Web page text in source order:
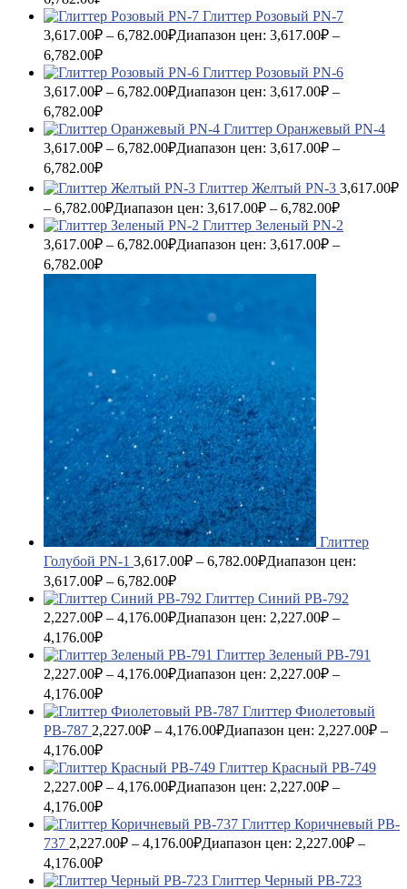
Глиттер Розовый PN-7
3,617.00₽ – 6,782.00₽Диапазон цен: 3,617.00₽ –
6,782.00₽
Глиттер Розовый PN-6
3,617.00₽ – 6,782.00₽Диапазон цен: 3,617.00₽ –
6,782.00₽
Глиттер Оранжевый PN-4
3,617.00₽ – 6,782.00₽Диапазон цен: 3,617.00₽ –
6,782.00₽
Глиттер Желтый PN-3 3,617.00₽
– 6,782.00₽Диапазон цен: 3,617.00₽ – 6,782.00₽
Глиттер Зеленый PN-2
3,617.00₽ – 6,782.00₽Диапазон цен: 3,617.00₽ –
6,782.00₽
Глиттер
Голубой PN-1 3,617.00₽ – 6,782.00₽Диапазон цен:
3,617.00₽ – 6,782.00₽
Глиттер Синий PB-792
2,227.00₽ – 4,176.00₽Диапазон цен: 2,227.00₽ –
4,176.00₽
Глиттер Зеленый PB-791
2,227.00₽ – 4,176.00₽Диапазон цен: 2,227.00₽ –
4,176.00₽
Глиттер Фиолетовый
PB-787 2,227.00₽ – 4,176.00₽Диапазон цен: 2,227.00₽ –
4,176.00₽
Глиттер Красный PB-749
2,227.00₽ – 4,176.00₽Диапазон цен: 2,227.00₽ –
4,176.00₽
Глиттер Коричневый PB-
737 2,227.00₽ – 4,176.00₽Диапазон цен: 2,227.00₽ –
4,176.00₽
Глиттер Черный PB-723